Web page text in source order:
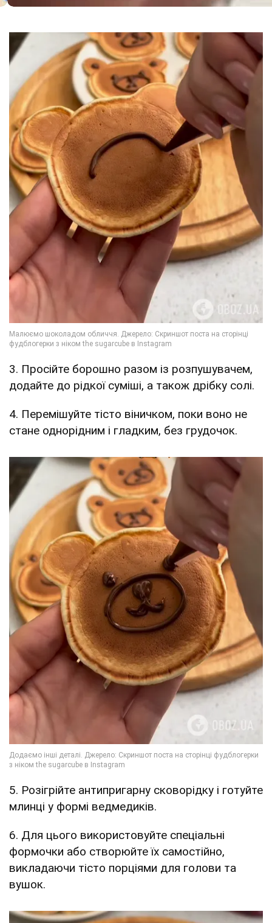
3. Просійте борошно разом із розпушувачем,
додайте до рідкої суміші, а також дрібку солі.
4. Перемішуйте тісто віничком, поки воно не
стане однорідним і гладким, без грудочок.
5. Розігрійте антипригарну сковорідку і готуйте
млинці у формі ведмедиків.
6. Для цього використовуйте спеціальні
формочки або створюйте їх самостійно,
викладаючи тісто порціями для голови та
вушок.